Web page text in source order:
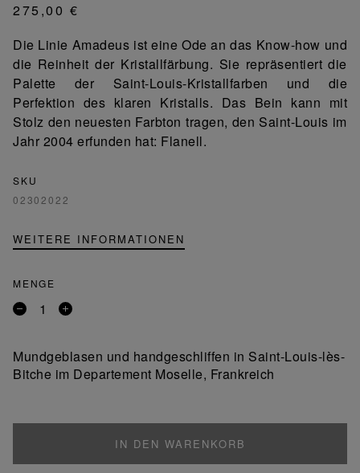
275,00 €
Die Linie Amadeus ist eine Ode an das Know-how und
die Reinheit der Kristallfärbung. Sie repräsentiert die
Palette der Saint-Louis-Kristallfarben und die
Perfektion des klaren Kristalls. Das Bein kann mit
Stolz den neuesten Farbton tragen, den Saint-Louis im
Jahr 2004 erfunden hat: Flanell.
SKU
02302022
WEITERE INFORMATIONEN
MENGE
Entfernen
Produkt
Ein
Mundgeblasen und handgeschliffen in Saint-Louis-lès-
Bitche im Departement Moselle, Frankreich
IN DEN WARENKORB